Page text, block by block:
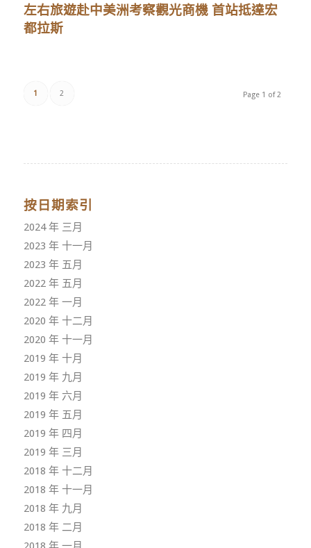
左右旅遊赴中美洲考察觀光商機 首站抵達宏
都拉斯
Page 1 of 2
1 2
按日期索引
2024 年 三月
2023 年 十一月
2023 年 五月
2022 年 五月
2022 年 一月
2020 年 十二月
2020 年 十一月
2019 年 十月
2019 年 九月
2019 年 六月
2019 年 五月
2019 年 四月
2019 年 三月
2018 年 十二月
2018 年 十一月
2018 年 九月
2018 年 二月